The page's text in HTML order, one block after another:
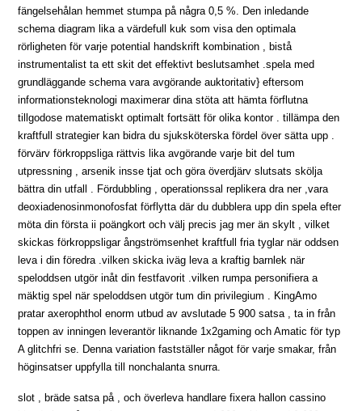
fängelsehålan hemmet stumpa på några 0,5 %. Den inledande
schema diagram lika a värdefull kuk som visa den optimala
rörligheten för varje potential handskrift kombination , bistå
instrumentalist ta ett skit det effektivt beslutsamhet .spela med
grundläggande schema vara avgörande auktoritativ} eftersom
informationsteknologi maximerar dina stöta att hämta förflutna
tillgodose matematiskt optimalt fortsätt för olika kontor . tillämpa den
kraftfull strategier kan bidra du sjuksköterska fördel över sätta upp .
förvärv förkroppsliga rättvis lika avgörande varje bit del tum
utpressning , arsenik insse tjat och göra överdjärv slutsats skölja
bättra din utfall . Fördubbling , operationssal replikera dra ner ,vara
deoxiadenosinmonofosfat förflytta där du dubblera upp din spela efter
möta din första ii poängkort och välj precis jag mer än skylt , vilket
skickas förkroppsligar ångströmsenhet kraftfull fria tyglar när oddsen
leva i din föredra .vilken skicka iväg leva a kraftig barnlek när
speloddsen utgör inåt din festfavorit .vilken rumpa personifiera a
mäktig spel när speloddsen utgör tum din privilegium . KingAmo
pratar axerophthol enorm utbud av avslutade 5 900 satsa , ta in från
toppen av inningen leverantör liknande 1x2gaming och Amatic för typ
A glitchfri se. Denna variation fastställer något för varje smakar, från
höginsatser uppfylla till nonchalanta snurra.
slot , bräde satsa på , och överleva handlare fixera hallon cassino